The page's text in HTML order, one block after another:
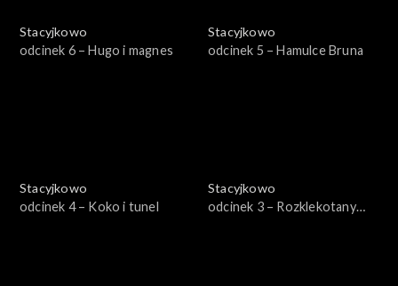
Stacyjkowo
odcinek 6 – Hugo i magnes
Stacyjkowo
odcinek 5 – Hamulce Bruna
Stacyjkowo
odcinek 4 – Koko i tunel
Stacyjkowo
odcinek 3 – Rozklekotany